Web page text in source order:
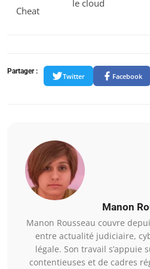
Cheat
le cloud
Partager :
Twitter Facebook
Manon
Manon Rousseau couvre
entre actualité judiciaire,
légale. Son travail s’appuie
contentieuses et de cadres